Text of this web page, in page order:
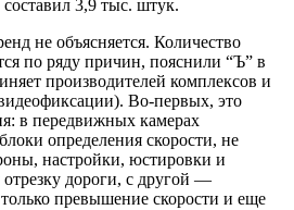
3,9 тыс. штук.
не объясняется. Количество
по ряду причин, пояснили “Ъ” в
производителей комплексов и
Во-первых, это
в передвижных камерах
определения скорости, не
настройки, юстировки и
дороги, с другой —
превышение скорости и еще